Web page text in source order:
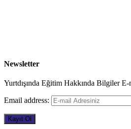
Newsletter
Yurtdışında Eğitim Hakkında Bilgiler
Email address: